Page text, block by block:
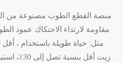
منصة القطع الطوب مصنوعة من
مقاومة لارتداء الاحتكاك عمود
مثل: حياة طويلة باستخدام ، أقل
زيت أقل